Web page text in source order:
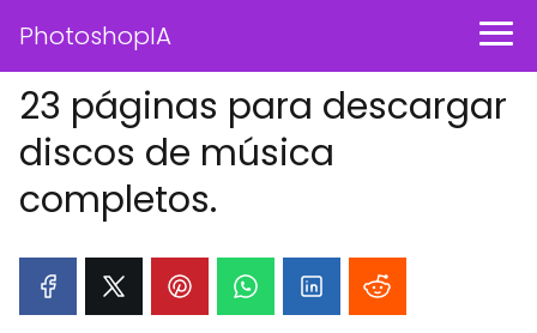
PhotoshopIA
23 páginas para descargar
discos de música
completos.